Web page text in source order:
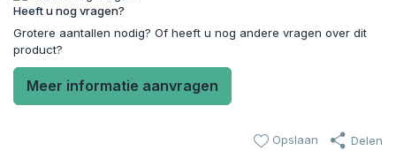
Heeft u nog vragen?
Grotere aantallen nodig? Of heeft u nog andere vragen over dit
product?
Meer informatie aanvragen
Opslaan Delen